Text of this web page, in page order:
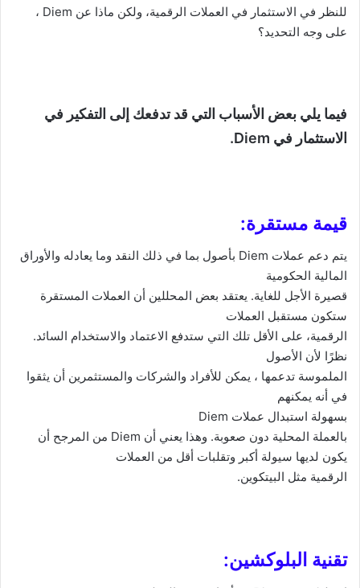
للنظر في الاستثمار في العملات الرقمية، ولكن ماذا عن Diem ،
على وجه التحديد؟
فيما يلي بعض الأسباب التي قد تدفعك إلى التفكير في
الاستثمار في Diem
.
قيمة مستقرة:
يتم دعم عملات Diem بأصول بما في ذلك النقد وما يعادله والأوراق
المالية الحكومية
قصيرة الأجل للغاية. يعتقد بعض المحللين أن العملات المستقرة
ستكون مستقبل العملات
الرقمية، على الأقل تلك التي ستدفع الاعتماد والاستخدام السائد.
نظرًا لأن الأصول
الملموسة تدعمها ، يمكن للأفراد والشركات والمستثمرين أن يثقوا
في أنه يمكنهم
بسهولة استبدال عملات Diem
بالعملة المحلية دون صعوبة. وهذا يعني أن Diem من المرجح أن
يكون لديها سيولة أكبر وتقلبات أقل من العملات
الرقمية مثل البيتكوين.
تقنية البلوكشين: